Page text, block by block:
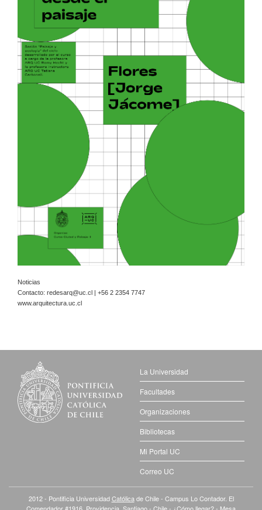
Noticias
Contacto: redesarq@uc.cl
| +56 2 2354 7747
www.arquitectura.uc.cl
La Universidad
Facultades
Organizaciones
Bibliotecas
Mi Portal UC
Correo UC
2012 - Pontificia UniversidadCatólicade Chile - Campus Lo Contador. El